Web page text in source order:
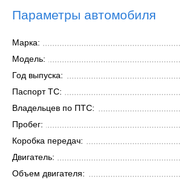
Параметры автомобиля
Марка:
Модель:
Год выпуска:
Паспорт ТС:
Владельцев по ПТС:
Пробег:
Коробка передач:
Двигатель:
Объем двигателя: